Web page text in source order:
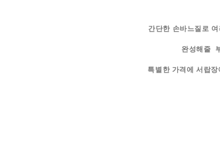
간단한 손바느질로
완성해줄
특별한 가격에 서랍